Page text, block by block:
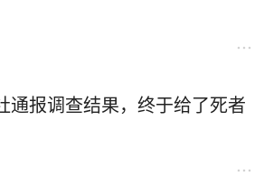
通报调查结果，终于给了死者